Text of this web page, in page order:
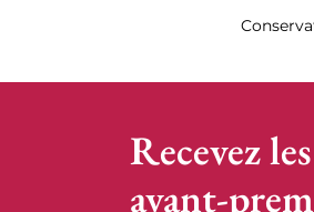
Recevez
avant-